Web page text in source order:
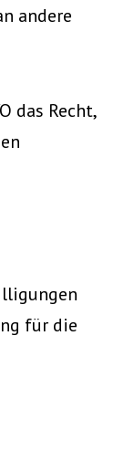
andere
das Recht,
für die